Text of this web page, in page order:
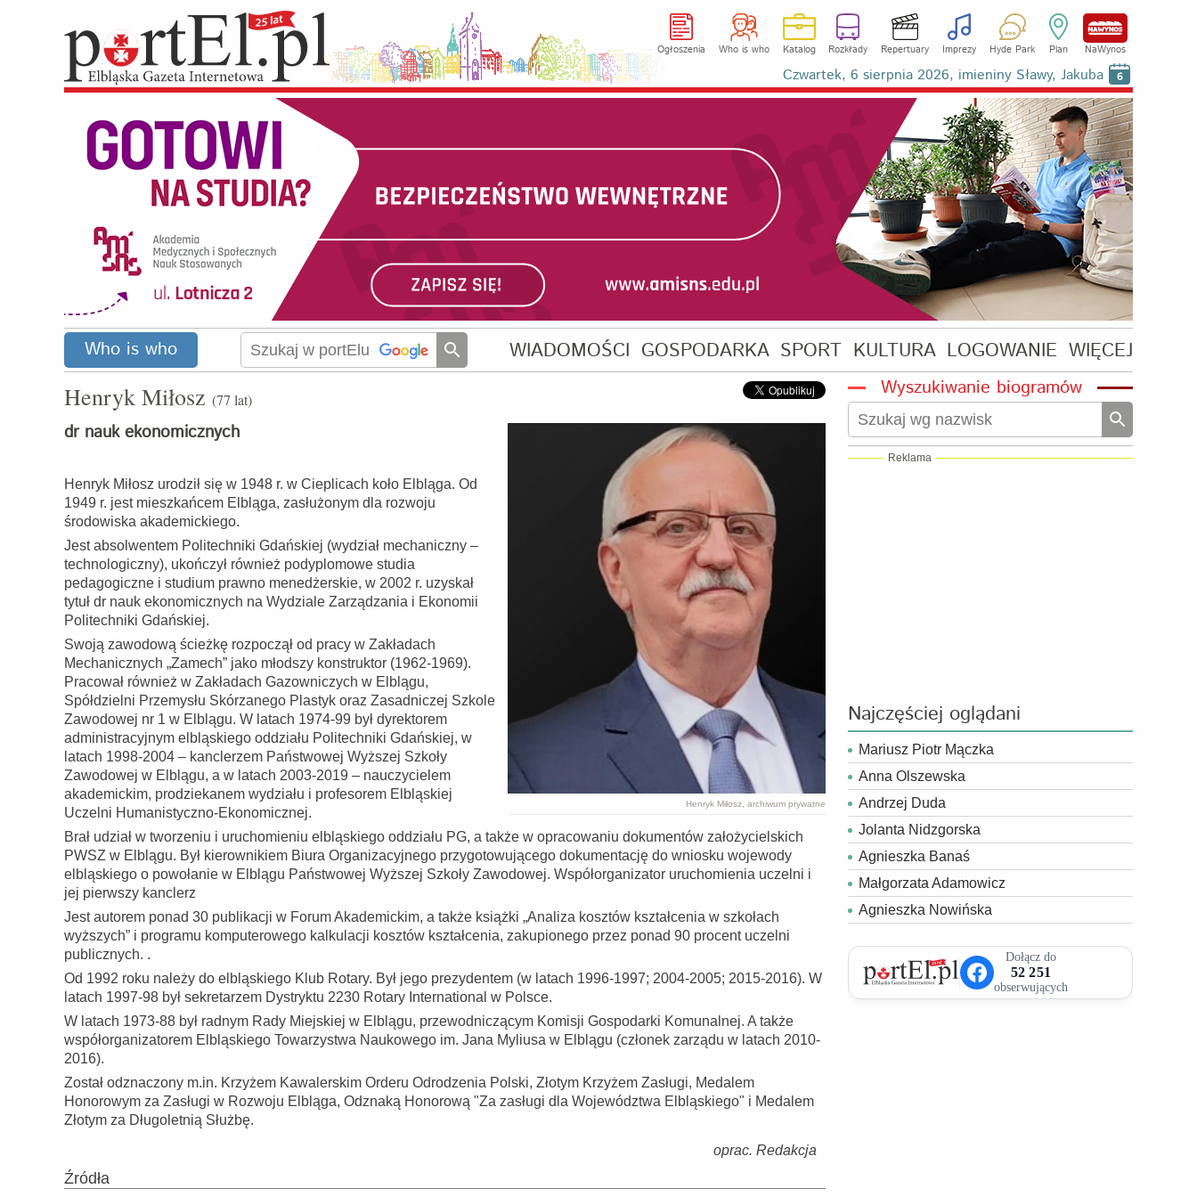
Ogłoszenia Who is who Katalog Rozkłady Repertuary Imprezy Hyde Park Plan NaWynos
Czwartek, 6 sierpnia 2026, imieniny Sławy, Jakuba 6
Who is who WIADOMOŚCI GOSPODARKA SPORT KULTURA LOGOWANIE WIĘCEJ
Henryk Miłosz (77 lat)
Henryk Miłosz, archiwum prywatne
dr nauk ekonomicznych
Henryk Miłosz urodził się w 1948 r. w Cieplicach koło Elbląga. Od
1949 r. jest mieszkańcem Elbląga, zasłużonym dla rozwoju
środowiska akademickiego.
Jest absolwentem Politechniki Gdańskiej (wydział mechaniczny –
technologiczny), ukończył również podyplomowe studia
pedagogiczne i studium prawno menedżerskie, w 2002 r. uzyskał
tytuł dr nauk ekonomicznych na Wydziale Zarządzania i Ekonomii
Politechniki Gdańskiej.
Swoją zawodową ścieżkę rozpoczął od pracy w Zakładach
Mechanicznych „Zamech” jako młodszy konstruktor (1962-1969).
Pracował również w Zakładach Gazowniczych w Elblągu,
Spółdzielni Przemysłu Skórzanego Plastyk oraz Zasadniczej Szkole
Zawodowej nr 1 w Elblągu. W latach 1974-99 był dyrektorem
administracyjnym elbląskiego oddziału Politechniki Gdańskiej, w
latach 1998-2004 – kanclerzem Państwowej Wyższej Szkoły
Zawodowej w Elblągu, a w latach 2003-2019 – nauczycielem
akademickim, prodziekanem wydziału i profesorem Elbląskiej
Uczelni Humanistyczno-Ekonomicznej.
Brał udział w tworzeniu i uruchomieniu elbląskiego oddziału PG, a także w opracowaniu dokumentów założycielskich
PWSZ w Elblągu. Był kierownikiem Biura Organizacyjnego przygotowującego dokumentację do wniosku wojewody
elbląskiego o powołanie w Elblągu Państwowej Wyższej Szkoły Zawodowej. Współorganizator uruchomienia uczelni i
jej pierwszy kanclerz
Jest autorem ponad 30 publikacji w Forum Akademickim, a także książki „Analiza kosztów kształcenia w szkołach
wyższych” i programu komputerowego kalkulacji kosztów kształcenia, zakupionego przez ponad 90 procent uczelni
publicznych. .
Od 1992 roku należy do elbląskiego Klub Rotary. Był jego prezydentem (w latach 1996-1997; 2004-2005; 2015-2016). W
latach 1997-98 był sekretarzem Dystryktu 2230 Rotary International w Polsce.
W latach 1973-88 był radnym Rady Miejskiej w Elblągu, przewodniczącym Komisji Gospodarki Komunalnej. A także
współorganizatorem Elbląskiego Towarzystwa Naukowego im. Jana Myliusa w Elblągu (członek zarządu w latach 2010-
2016).
Został odznaczony m.in. Krzyżem Kawalerskim Orderu Odrodzenia Polski, Złotym Krzyżem Zasługi, Medalem
Honorowym za Zasługi w Rozwoju Elbląga, Odznaką Honorową "Za zasługi dla Województwa Elbląskiego" i Medalem
Złotym za Długoletnią Służbę.
oprac. Redakcja
Źródła
Wyszukiwanie biogramów
Reklama
Najczęściej oglądani
Mariusz Piotr Mączka
Anna Olszewska
Andrzej Duda
Jolanta Nidzgorska
Agnieszka Banaś
Małgorzata Adamowicz
Agnieszka Nowińska